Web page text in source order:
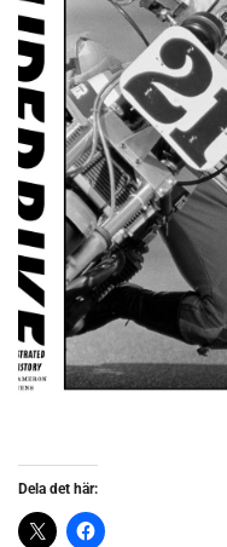
Dela det här: